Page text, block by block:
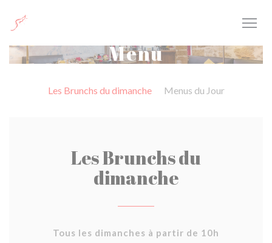
Menu
Les Brunchs du dimanche Menus du Jour
Les Brunchs du
dimanche
Tous les dimanches à partir de 10h